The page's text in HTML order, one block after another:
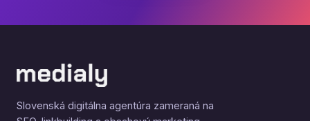
Slovenská digitálna agentúra zameraná na